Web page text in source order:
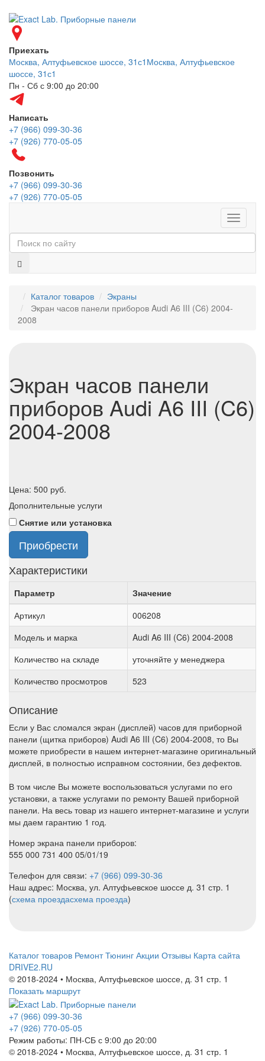
Приехать
Москва, Алтуфьевское шоссе, 31с1 Москва, Алтуфьевское
шоссе, 31с1
Пн - Сб с 9:00 до 20:00
Написать
+7 (966) 099-30-36
+7 (926) 770-05-05
Позвонить
+7 (966) 099-30-36
+7 (926) 770-05-05
Меню
Каталог товаров
Экраны
Экран часов панели приборов Audi A6 III (C6) 2004-
2008
Экран часов панели
приборов Audi A6 III (C6)
2004-2008
Цена: 500 руб.
Дополнительные услуги
Снятие или установка
Приобрести
Характеристики
Параметр
Значение
Артикул
006208
Модель и марка
Audi A6 III (C6) 2004-2008
Количество на складе
уточняйте у менеджера
Количество просмотров
523
Описание
Если у Вас сломался экран (дисплей) часов для приборной
панели (щитка приборов) Audi A6 III (C6) 2004-2008, то Вы
можете приобрести в нашем интернет-магазине оригинальный
дисплей, в полностью исправном состоянии, без дефектов.
В том числе Вы можете воспользоваться услугами по его
установки, а также услугами по ремонту Вашей приборной
панели. На весь товар из нашего интернет-магазине и услуги
мы даем гарантию 1 год.
Номер экрана панели приборов:
555 000 731 400 05/01/19
Телефон для связи: +7 (966) 099-30-36
Наш адрес: Москва, ул. Алтуфьевское шоссе д. 31 стр. 1
(схема проездасхема проезда)
Каталог товаров Ремонт Тюнинг Акции Отзывы Карта сайта
DRIVE2.RU
© 2018-2024 • Москва, Алтуфьевское шоссе, д. 31 стр. 1
Показать маршрут
+7 (966) 099-30-36
+7 (926) 770-05-05
Режим работы: ПН-СБ с 9:00 до 20:00
© 2018-2024 • Москва, Алтуфьевское шоссе, д. 31 стр. 1